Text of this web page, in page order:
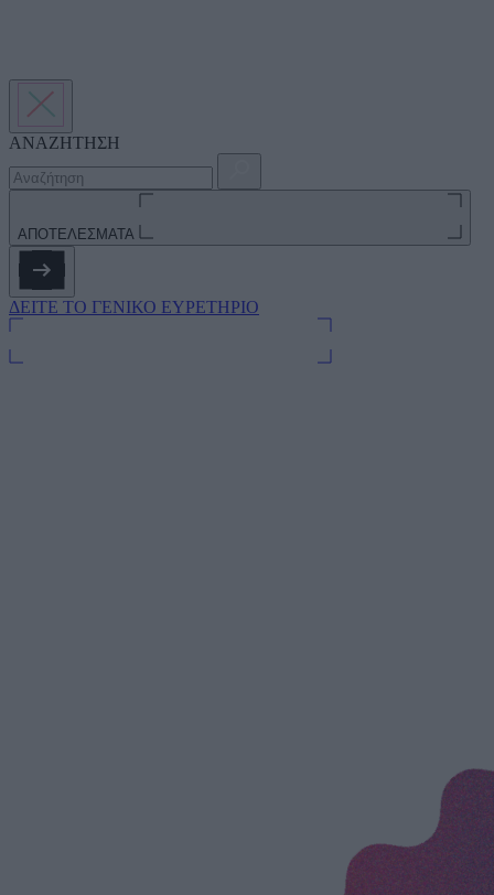
ΑΝΑΖΗΤΗΣΗ
ΑΠΟΤΕΛΕΣΜΑΤΑ
ΔΕΙΤΕ ΤΟ ΓΕΝΙΚΟ ΕΥΡΕΤΗΡΙΟ